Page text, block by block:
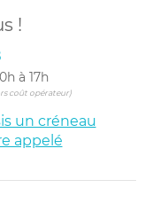
!
à 17h
coût opérateur)
un créneau
appelé